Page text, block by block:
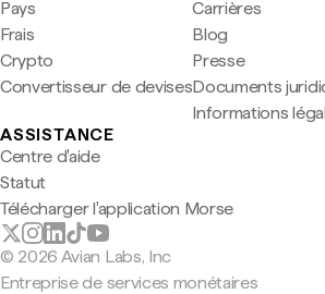
Pays
Frais
Crypto
Convertisseur de devises
Carrières
Blog
Presse
Documents
Informations
ASSISTANCE
Centre d'aide
Statut
Télécharger l'application Morse
© 2026 Avian Labs, Inc
Entreprise de services monétaires